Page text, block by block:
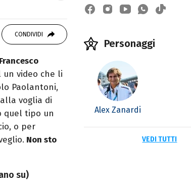
Ho scritto
di cronaca
CONDIVIDI
Francesco
un video che li
Paolantoni,
voglia di
quel tipo un
o per
Non sto
su)
Personaggi
Alex Zanardi
VEDI TUTTI